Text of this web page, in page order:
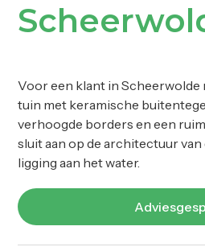
Voor een klant in Scheerwolde
tuin met keramische
verhoogde borders en een
sluit aan op de architectuur
ligging aan het water.